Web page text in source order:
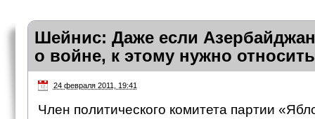
Шейнис: Даже если
о войне, к этому нужно
24 февраля 2011, 19:41
Член политического комитета партии